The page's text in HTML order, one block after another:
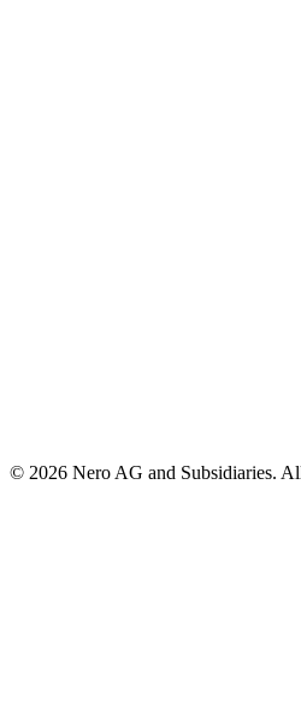
© 2026 Nero AG and Subsidiaries.